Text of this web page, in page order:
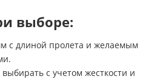
выборе:
с длиной пролета и желаемым
с учетом жесткости и